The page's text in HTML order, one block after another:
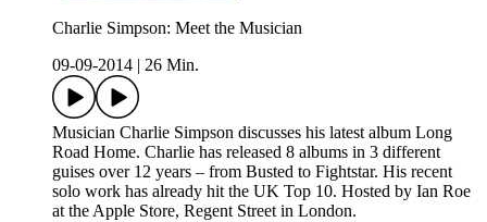
Charlie Simpson: Meet the Musician
09-09-2014
26 Min.
Musician Charlie Simpson discusses his latest album Long
Road Home. Charlie has released 8 albums in 3 different
guises over 12 years – from Busted to Fightstar. His recent
solo work has already hit the UK Top 10. Hosted by Ian Roe
at the Apple Store, Regent Street in London.